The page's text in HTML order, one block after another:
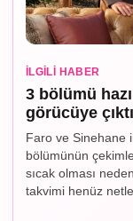
İLGILI HABER
3 bölümü
görücüye çıktı
Faro ve Sinehane
bölümünün
sıcak olması
takvimi henüz